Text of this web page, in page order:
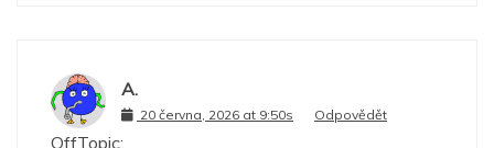
A.
20 června, 2026 at 9:50s Odpovědět
OffTopic: